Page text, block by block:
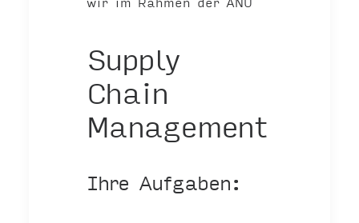
Supply
Chain
Management
Ihre Aufgaben: